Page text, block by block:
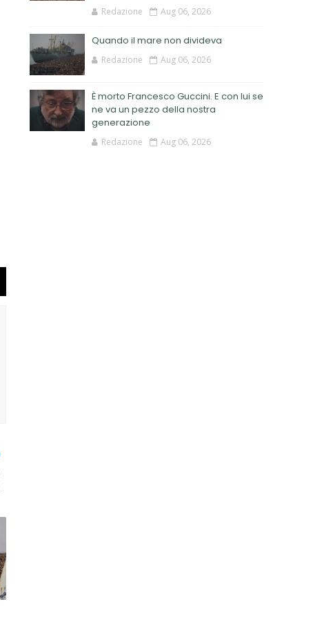
Redazione Aug 06, 2026
Quando il mare non divideva
Redazione Aug 06, 2026
È morto Francesco Guccini. E con lui se
ne va un pezzo della nostra
generazione
Redazione Aug 06, 2026